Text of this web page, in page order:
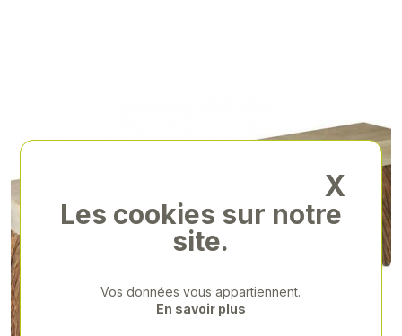
X
Les cookies sur notre
site.
Vos données vous appartiennent.
En savoir plus